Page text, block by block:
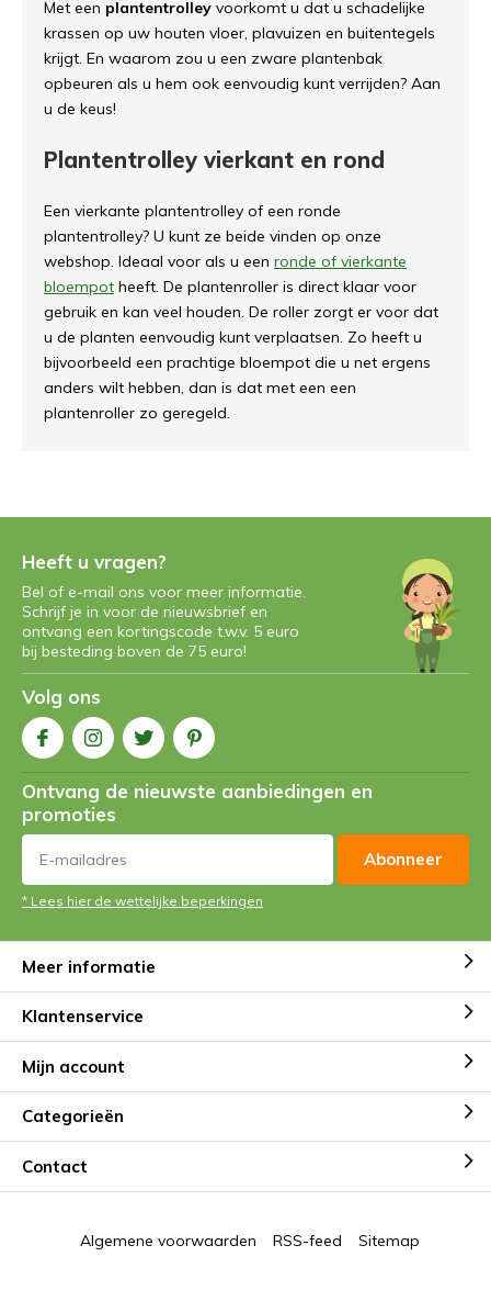
Met een plantentrolley voorkomt u dat u schadelijke
krassen op uw houten vloer, plavuizen en buitentegels
krijgt. En waarom zou u een zware plantenbak
opbeuren als u hem ook eenvoudig kunt verrijden? Aan
u de keus!
Plantentrolley vierkant en rond
Een vierkante plantentrolley of een ronde
plantentrolley? U kunt ze beide vinden op onze
webshop. Ideaal voor als u een ronde of vierkante
bloempot heeft. De plantenroller is direct klaar voor
gebruik en kan veel houden. De roller zorgt er voor dat
u de planten eenvoudig kunt verplaatsen. Zo heeft u
bijvoorbeeld een prachtige bloempot die u net ergens
anders wilt hebben, dan is dat met een een
plantenroller zo geregeld.
Heeft u vragen?
Bel of e-mail ons voor meer informatie.
Schrijf je in voor de nieuwsbrief en
ontvang een kortingscode t.w.v. 5 euro
bij besteding boven de 75 euro!
Volg ons
Ontvang de nieuwste aanbiedingen en
promoties
Abonneer
* Lees hier de wettelijke beperkingen
Meer informatie
Klantenservice
Mijn account
Categorieën
Contact
Algemene voorwaarden RSS-feed Sitemap